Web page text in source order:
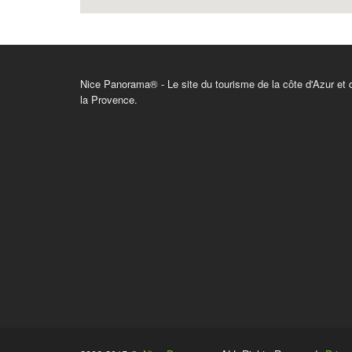
Nice Panorama® - Le site du tourisme de la côte d'Azur et
la Provence.